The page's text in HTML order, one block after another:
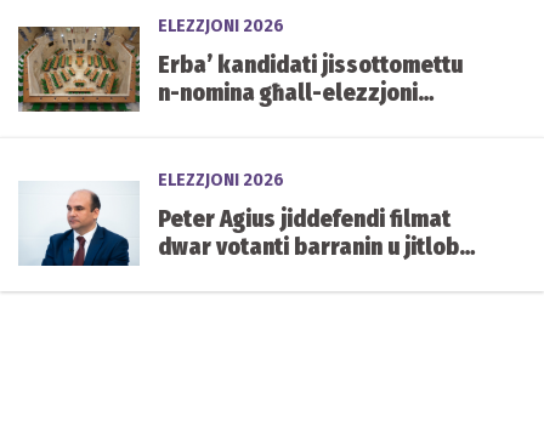
ELEZZJONI 2026
Erba’ kandidati jissottomettu
n-nomina għall-elezzjoni
ELEZZJONI 2026
Peter Agius jiddefendi filmat
dwar votanti barranin u jitlob